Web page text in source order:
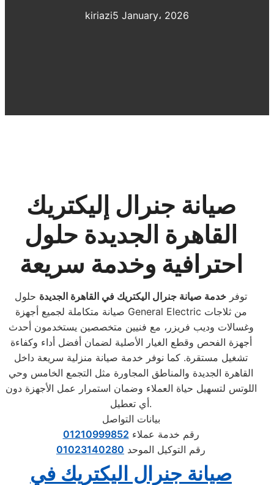
kiriazi5 January، 2026
صيانة جنرال إليكتريك
القاهرة الجديدة حلول
احترافية وخدمة سريعة
توفر خدمة صيانة جنرال اليكتريك في القاهرة الجديدة حلول
صيانة متكاملة لجميع أجهزة General Electric من ثلاجات
وغسالات وديب فريزر، مع فنيين متخصصين يستخدمون أحدث
أجهزة الفحص وقطع الغيار الأصلية لضمان أفضل أداء وكفاءة
تشغيل مستقرة. كما نوفر خدمة صيانة منزلية سريعة داخل
القاهرة الجديدة والمناطق المجاورة مثل التجمع الخامس وحي
اللوتس لتسهيل حياة العملاء وضمان استمرار عمل الأجهزة دون
أي تعطيل.
بيانات التواصل
رقم خدمة عملاء 01210999852
رقم التوكيل الموحد 01023140280
صيانة جنرال اليكتريك في